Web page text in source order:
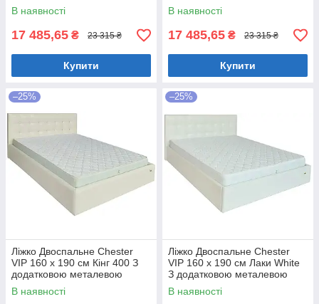
цільнозварною рамою
Темно-коричневий
В наявності
17 485,65 ₴ 23 315 ₴
Купити
цільнозварною рамою
Коричневий
В наявності
17 485,65 ₴ 23 315 ₴
Купити
–25%
Ліжко Двоспальне Chester
VIP 160 х 190 см Кінг 400 З
додатковою металевою
цільнозварною рамою C1
Білий
В наявності
–25%
Ліжко Двоспальне Chester
VIP 160 х 190 см Лаки White
З додатковою металевою
цільнозварною рамою Білий
В наявності